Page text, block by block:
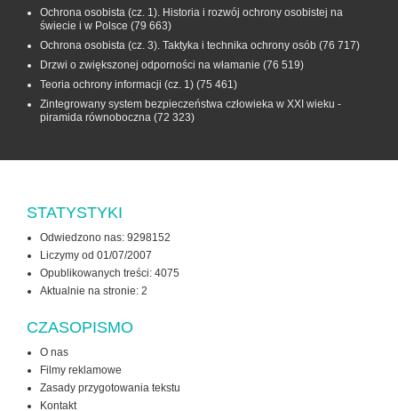
Ochrona osobista (cz. 1). Historia i rozwój ochrony osobistej na
świecie i w Polsce (79 663)
Ochrona osobista (cz. 3). Taktyka i technika ochrony osób (76 717)
Drzwi o zwiększonej odporności na włamanie (76 519)
Teoria ochrony informacji (cz. 1) (75 461)
Zintegrowany system bezpieczeństwa człowieka w XXI wieku -
piramida równoboczna (72 323)
STATYSTYKI
Odwiedzono nas: 9298152
Liczymy od 01/07/2007
Opublikowanych treści: 4075
Aktualnie na stronie: 2
CZASOPISMO
O nas
Filmy reklamowe
Zasady przygotowania tekstu
Kontakt